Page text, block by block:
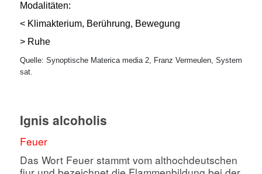
Modalitäten:
< Klimakterium, Berührung, Bewegung
> Ruhe
Quelle: Synoptische Materica media 2, Franz Vermeulen, System
sat.
Ignis alcoholis
Feuer
Das Wort Feuer stammt vom althochdeutschen